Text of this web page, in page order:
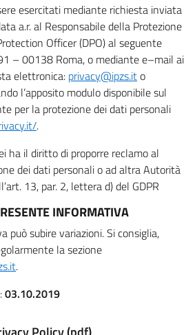
esercitati mediante richiesta inviata
a.r. al Responsabile della Protezione
Officer (DPO) al seguente
– 00138 Roma, o mediante e–mail ai
elettronica: privacy@ipzs.ito
l’apposito modulo disponibile sul
per la protezione dei dati personali
.
ha il diritto di proporre reclamo al
dei dati personali o ad altra Autorità
13, par. 2, lettera d) del GDPR
INFORMATIVA
può subire variazioni. Si consiglia,
la sezione
.
03.10.2019